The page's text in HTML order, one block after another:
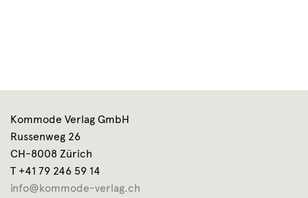
Kommode Verlag GmbH
Russenweg 26
CH-8008 Zürich
T +41 79 246 59 14
info@kommode-verlag.ch